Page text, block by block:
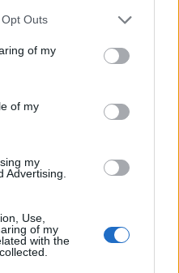
uses one or more Google
You may click to
and its third-party tags to
purposes in below Google
Outs
of my
of my
my
Advertising.
Use,
of my
with the
üzeneteket és építő
vagy éppen „csak”
minden nap
oldalunkon
képeket bemutató